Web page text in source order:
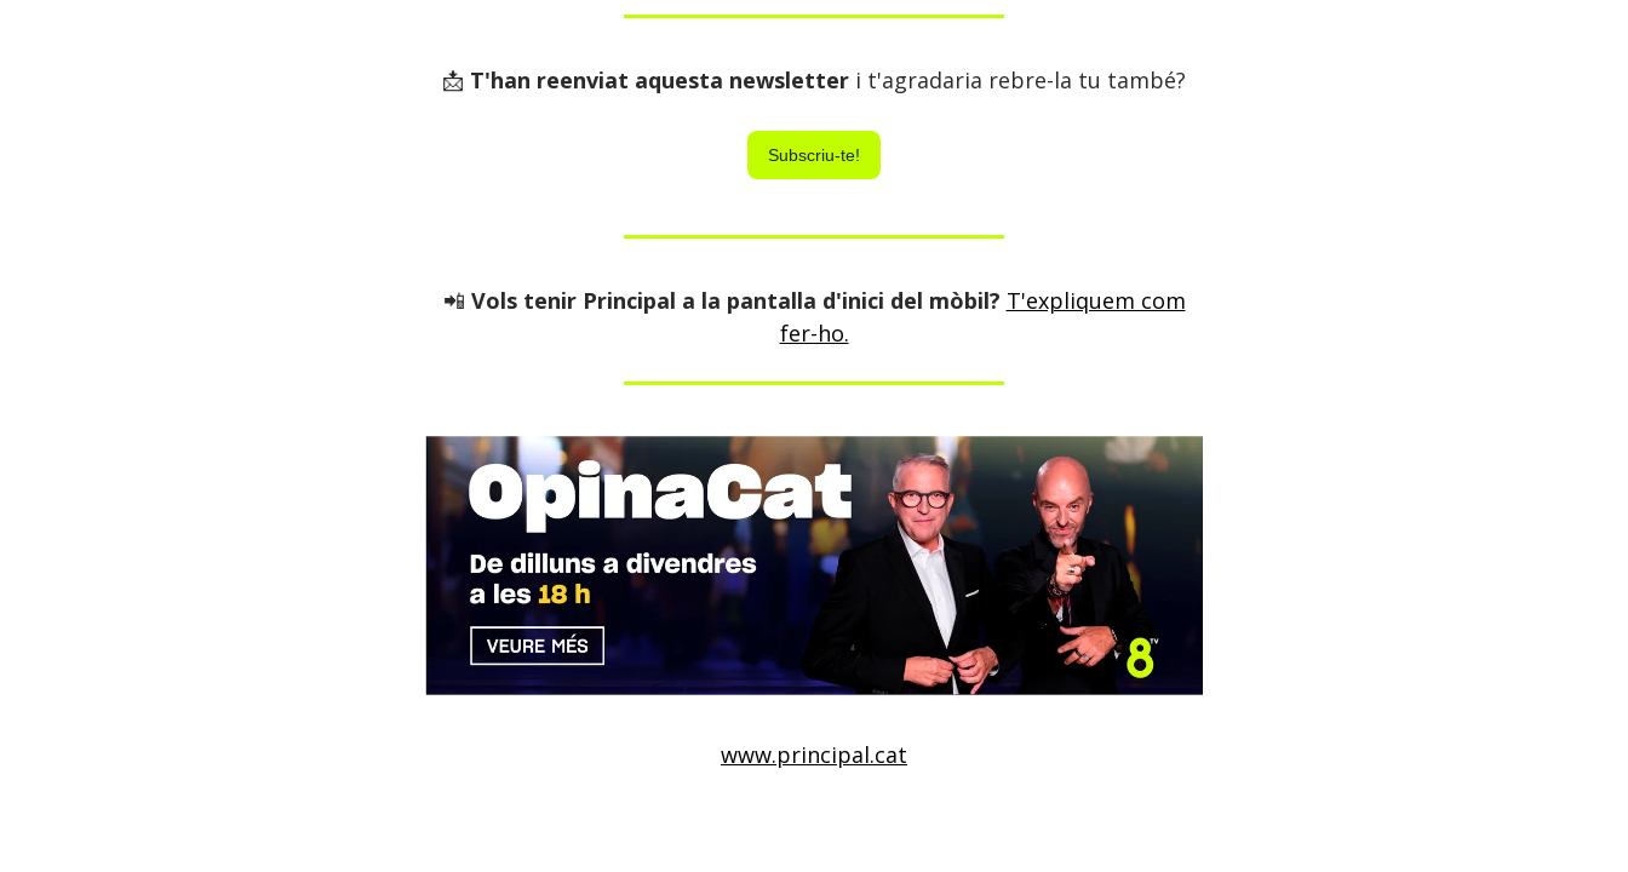
📩 T'han reenviat aquesta newsletter i t'agradaria rebre-la tu també?
Subscriu-te!
📲 Vols tenir Principal a la pantalla d'inici del mòbil? T'expliquem com
fer-ho.
www.principal.cat